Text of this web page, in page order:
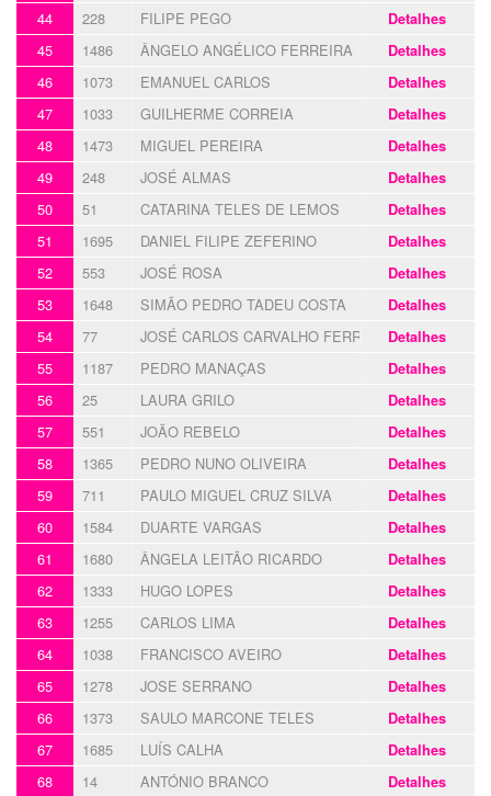
44 228 FILIPE PEGO Detalhes
45 1486 ÂNGELO ANGÉLICO FERREIRA Detalhes
46 1073 EMANUEL CARLOS Detalhes
47 1033 GUILHERME CORREIA Detalhes
48 1473 MIGUEL PEREIRA Detalhes
49 248 JOSÉ ALMAS Detalhes
50 51 CATARINA TELES DE LEMOS Detalhes
51 1695 DANIEL FILIPE ZEFERINO Detalhes
52 553 JOSÉ ROSA Detalhes
53 1648 SIMÃO PEDRO TADEU COSTA Detalhes
54 77 JOSÉ CARLOS CARVALHO FERREIRADetalhes
55 1187 PEDRO MANAÇAS Detalhes
56 25 LAURA GRILO Detalhes
57 551 JOÃO REBELO Detalhes
58 1365 PEDRO NUNO OLIVEIRA Detalhes
59 711 PAULO MIGUEL CRUZ SILVA Detalhes
60 1584 DUARTE VARGAS Detalhes
61 1680 ÂNGELA LEITÃO RICARDO Detalhes
62 1333 HUGO LOPES Detalhes
63 1255 CARLOS LIMA Detalhes
64 1038 FRANCISCO AVEIRO Detalhes
65 1278 JOSE SERRANO Detalhes
66 1373 SAULO MARCONE TELES Detalhes
67 1685 LUÍS CALHA Detalhes
68 14 ANTÓNIO BRANCO Detalhes